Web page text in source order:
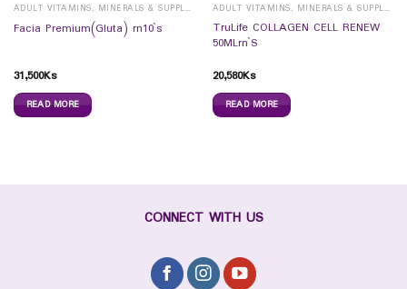
ADULT VITAMINS, MINERALS & SUPPLEMENTS
Facia Premium(Gluta) rn10`s
31,500Ks
READ MORE
ADULT VITAMINS, MINERALS & SUPPLEMENTS
TruLife COLLAGEN CELL RENEW
50MLrn`S
20,580Ks
READ MORE
CONNECT WITH US